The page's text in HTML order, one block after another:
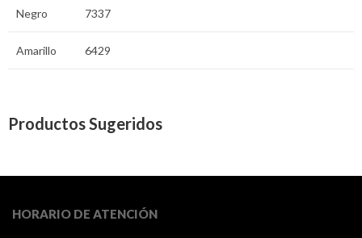
Negro 7337
Amarillo 6429
Productos Sugeridos
HORARIO DE ATENCIÓN